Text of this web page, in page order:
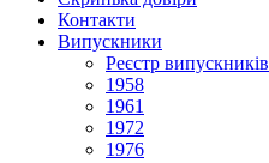
Контакти
Випускники
Реєстр випускників
1958
1961
1972
1976